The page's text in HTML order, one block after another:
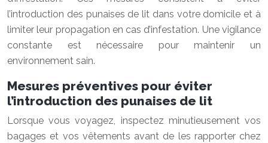
l’introduction des punaises de lit dans votre domicile et à
limiter leur propagation en cas d’infestation. Une vigilance
constante est nécessaire pour maintenir un
environnement sain.
Mesures préventives pour éviter
l’introduction des punaises de lit
Lorsque vous voyagez, inspectez minutieusement vos
bagages et vos vêtements avant de les rapporter chez